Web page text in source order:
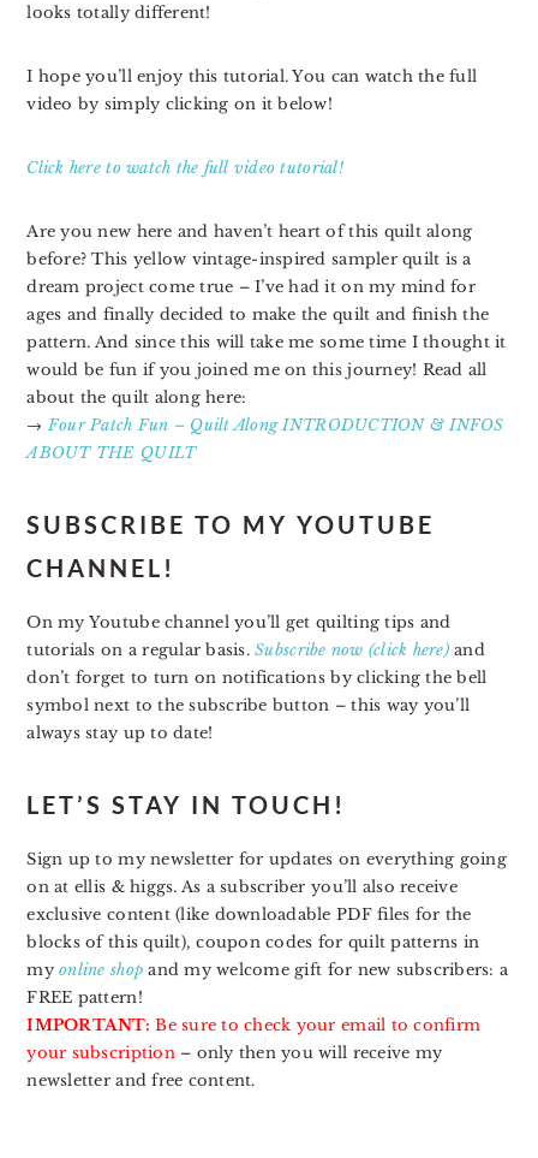
looks totally different!
I hope you’ll enjoy this tutorial. You can watch the full
video by simply clicking on it below!
Click here to watch the full video tutorial!
Are you new here and haven’t heart of this quilt along
before? This yellow vintage-inspired sampler quilt is a
dream project come true – I’ve had it on my mind for
ages and finally decided to make the quilt and finish the
pattern. And since this will take me some time I thought it
would be fun if you joined me on this journey! Read all
about the quilt along here:
→Four Patch Fun – Quilt Along INTRODUCTION & INFOS
ABOUT THE QUILT
SUBSCRIBE TO MY YOUTUBE
CHANNEL!
On my Youtube channel you’ll get quilting tips and
tutorials on a regular basis.Subscribe now (click here)and
don’t forget to turn on notifications by clicking the bell
symbol next to the subscribe button – this way you’ll
always stay up to date!
LET’S STAY IN TOUCH!
Sign up to my newsletter for updates on everything going
on at ellis & higgs. As a subscriber you’ll also receive
exclusive content (like downloadable PDF files for the
blocks of this quilt), coupon codes for quilt patterns in
myonline shop and my welcome gift for new subscribers: a
FREE pattern!
IMPORTANT: Be sure to check your email to confirm
your subscription– only then you will receive my
newsletter and free content.